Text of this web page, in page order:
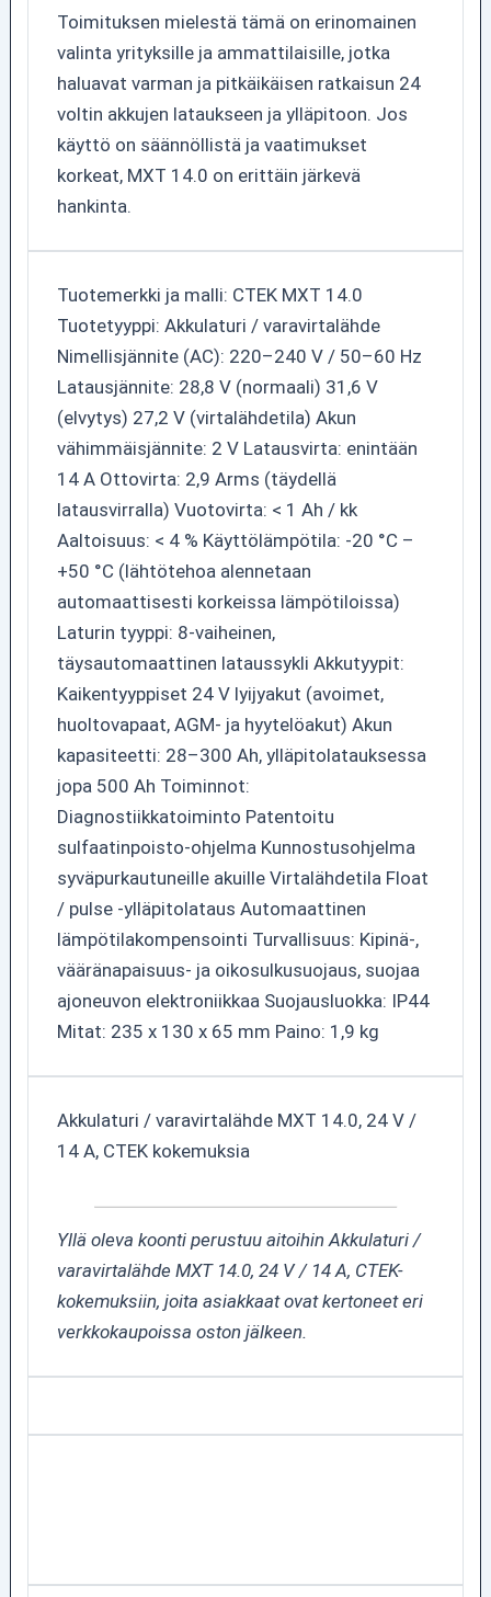
Toimituksen mielestä tämä on erinomainen
valinta yrityksille ja ammattilaisille, jotka
haluavat varman ja pitkäikäisen ratkaisun 24
voltin akkujen lataukseen ja ylläpitoon. Jos
käyttö on säännöllistä ja vaatimukset
korkeat, MXT 14.0 on erittäin järkevä
hankinta.
Tuotemerkki ja malli: CTEK MXT 14.0
Tuotetyyppi: Akkulaturi / varavirtalähde
Nimellisjännite (AC): 220–240 V / 50–60 Hz
Latausjännite: 28,8 V (normaali) 31,6 V
(elvytys) 27,2 V (virtalähdetila) Akun
vähimmäisjännite: 2 V Latausvirta: enintään
14 A Ottovirta: 2,9 Arms (täydellä
latausvirralla) Vuotovirta: < 1 Ah / kk
Aaltoisuus: < 4 % Käyttölämpötila: -20 °C –
+50 °C (lähtötehoa alennetaan
automaattisesti korkeissa lämpötiloissa)
Laturin tyyppi: 8-vaiheinen,
täysautomaattinen lataussykli Akkutyypit:
Kaikentyyppiset 24 V lyijyakut (avoimet,
huoltovapaat, AGM- ja hyytelöakut) Akun
kapasiteetti: 28–300 Ah, ylläpitolatauksessa
jopa 500 Ah Toiminnot:
Diagnostiikkatoiminto Patentoitu
sulfaatinpoisto-ohjelma Kunnostusohjelma
syväpurkautuneille akuille Virtalähdetila Float
/ pulse -ylläpitolataus Automaattinen
lämpötilakompensointi Turvallisuus: Kipinä-,
vääränapaisuus- ja oikosulkusuojaus, suojaa
ajoneuvon elektroniikkaa Suojausluokka: IP44
Mitat: 235 x 130 x 65 mm Paino: 1,9 kg
Akkulaturi / varavirtalähde MXT 14.0, 24 V /
14 A, CTEK kokemuksia
Yllä oleva koonti perustuu aitoihin Akkulaturi /
varavirtalähde MXT 14.0, 24 V / 14 A, CTEK-
kokemuksiin, joita asiakkaat ovat kertoneet eri
verkkokaupoissa oston jälkeen.